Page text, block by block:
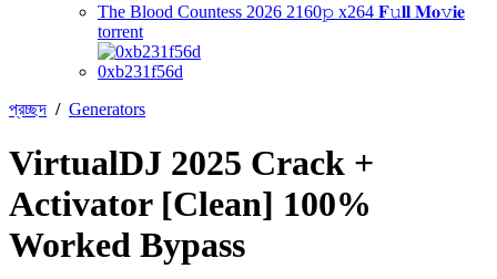
The Blood Countess 2026 2160𝚙 x264 𝐅𝚞𝐥𝐥 𝐌𝐨𝚟𝐢𝐞
torrent
0xb231f56d
প্রচ্ছদ / Generators
VirtualDJ 2025 Crack +
Activator [Clean] 100%
Worked Bypass